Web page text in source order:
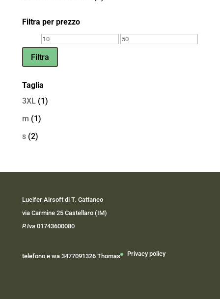
Filtra per prezzo
Prezzo
Min
Prezzo
Filtra
Taglia
3XL (1)
m (1)
s (2)
Lucifer Airsoft di T. Cattaneo
via Carmine 25 Castellaro (IM)
P.Iva 01743600080
telefono e wa 3477091326 Thomas Privacy policy